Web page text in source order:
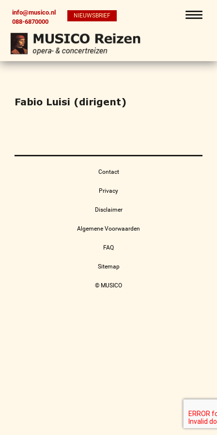
info@musico.nl
088-6870000
NIEUWSBRIEF
Fabio Luisi (dirigent)
Contact
Privacy
Disclaimer
Algemene Voorwaarden
FAQ
Sitemap
© MUSICO